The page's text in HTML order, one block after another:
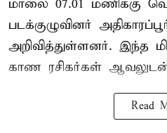
மாலை 07.01 மணிக்கு
படக்குழுவினர்
அறிவித்துள்ளனர். இந்த
காண ரசிகர்கள் ஆவலுடன்
Read